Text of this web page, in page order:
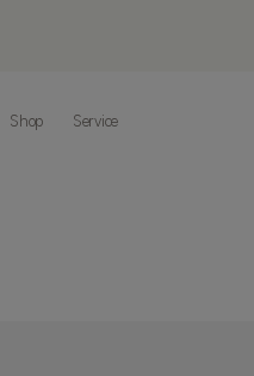
Shop Service